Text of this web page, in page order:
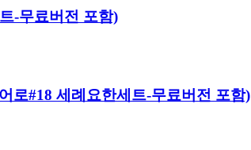
-무료버전 포함)
#18 세례요한세트-무료버전 포함)